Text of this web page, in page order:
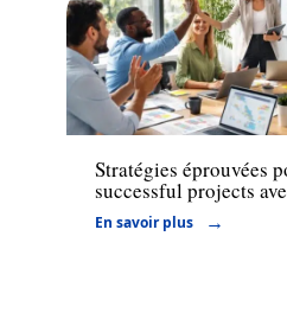
Entreprise
Stratégies éprouvées
successful projects
En savoir plus